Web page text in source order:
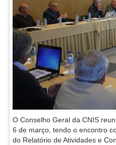
O Conselho Geral da CNIS
6 de março, tendo o encontro
do Relatório de Atividades e